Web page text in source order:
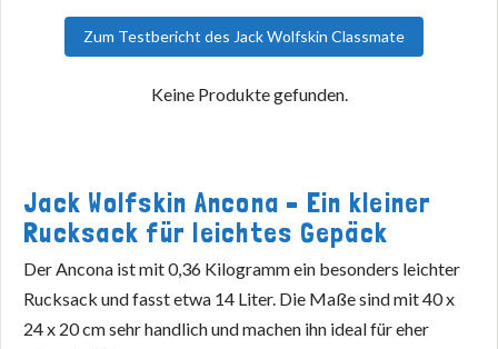
Zum Testbericht des Jack Wolfskin Classmate
Keine Produkte gefunden.
Jack Wolfskin Ancona – Ein kleiner
Rucksack für leichtes Gepäck
Der Ancona ist mit 0,36 Kilogramm ein besonders leichter
Rucksack und fasst etwa 14 Liter. Die Maße sind mit 40 x
24 x 20 cm sehr handlich und machen ihn ideal für eher